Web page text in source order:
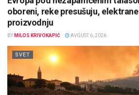
oboreni, reke presušuju,
proizvodnju
BY MILOS KRIVOKAPIĆ AVGUST 6, 2026
SVET